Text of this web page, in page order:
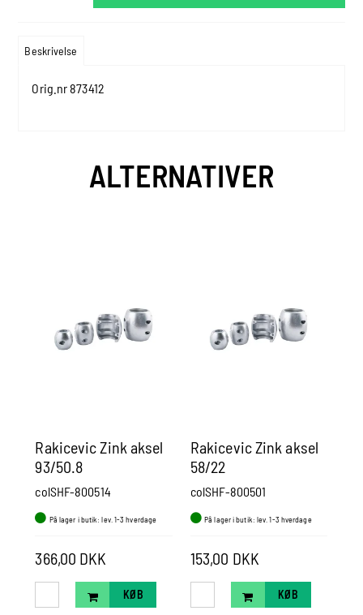
Beskrivelse
Orig.nr 873412
ALTERNATIVER
Rakicevic Zink aksel
93/50.8
colSHF-800514
På lager i butik: lev. 1-3 hverdage
366,00 DKK
KØB
Rakicevic Zink aksel
58/22
colSHF-800501
På lager i butik: lev. 1-3 hverdage
153,00 DKK
KØB